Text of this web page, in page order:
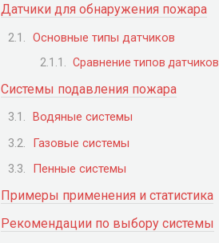
Датчики для обнаружения пожара
Основные типы датчиков
Сравнение типов датчиков
Системы подавления пожара
Водяные системы
Газовые системы
Пенные системы
Примеры применения и статистика
Рекомендации по выбору системы